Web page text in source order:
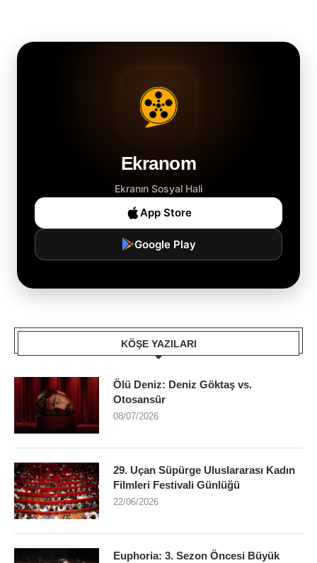
Ekranom
Ekranın Sosyal Hali
App Store
Google Play
KÖŞE YAZILARI
Ölü Deniz: Deniz Göktaş vs.
Otosansür
08/07/2026
29. Uçan Süpürge Uluslararası Kadın
Filmleri Festivali Günlüğü
22/06/2026
Euphoria: 3. Sezon Öncesi Büyük